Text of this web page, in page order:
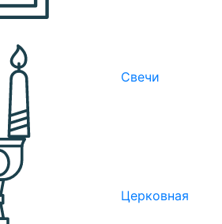
Свечи
Церковная